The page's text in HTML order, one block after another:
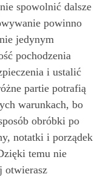
spowolnić dalsze
powinno
jedynym
pochodzenia
i ustalić
partie potrafią
warunkach, bo
obróbki po
notatki i porządek
temu nie
otwierasz